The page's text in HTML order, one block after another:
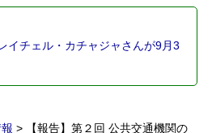
イチェル・カチャジャさんが9月3
> 【報告】第２回 公共交通機関の